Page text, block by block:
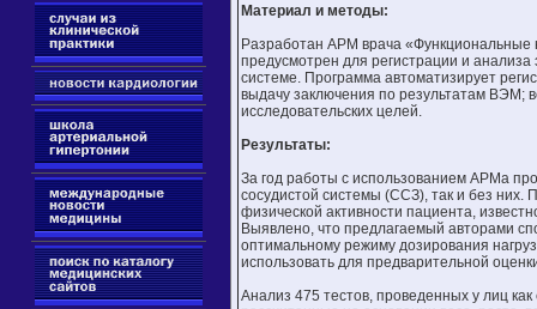
Материал и методы:
Разработан АРМ врача «Функциональные
предусмотрен для регистрации и
системе. Программа автоматизирует
выдачу заключения по результатам ВЭМ;
исследовательских целей.
Результаты:
За год работы с использованием АРМа
сосудистой системы (ССЗ), так и без
физической активности пациента,
Выявлено, что предлагаемый авторами
оптимальному режиму дозирования
использовать для предварительной
Анализ 475 тестов, проведенных у лиц